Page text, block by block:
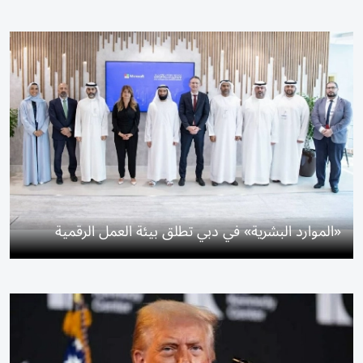
«الموارد البشرية» في دبي تطلق بيئة العمل الرقمية